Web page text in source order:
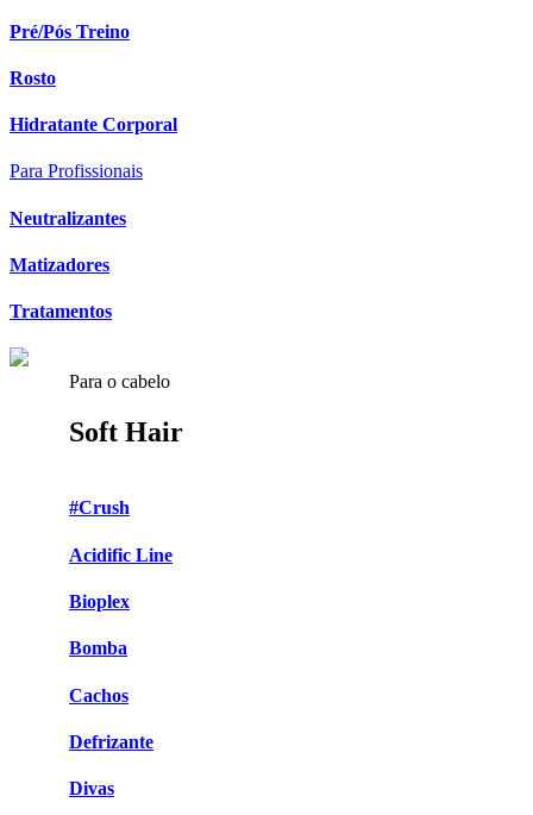
Pré/Pós Treino
Rosto
Hidratante Corporal
Para Profissionais
Neutralizantes
Matizadores
Tratamentos
Para o cabelo
Soft Hair
#Crush
Acidific Line
Bioplex
Bomba
Cachos
Defrizante
Divas